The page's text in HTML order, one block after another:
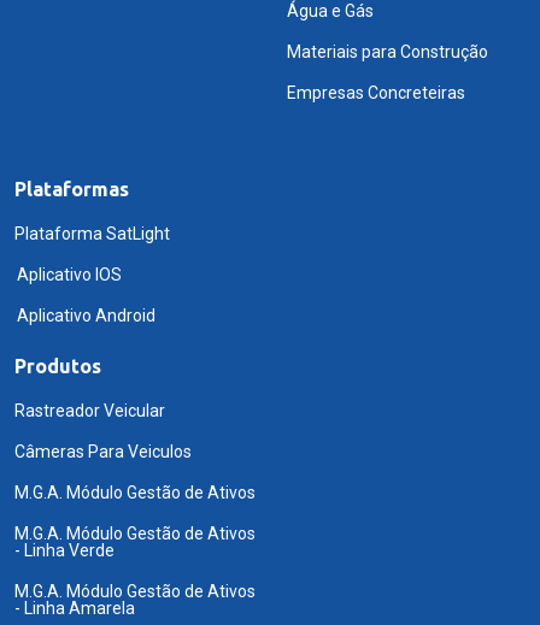
Água e Gás
Materiais para Construção
Empresas Concreteiras
Plataformas
Plataforma SatLight
Aplicativo IOS
Aplicativo Android
Produtos
Rastreador Veicular
Câmeras Para Veiculos
M.G.A. Módulo Gestão de Ativos
M.G.A. Módulo Gestão de Ativos
- Linha Verde
M.G.A. Módulo Gestão de Ativos
- Linha Amarela